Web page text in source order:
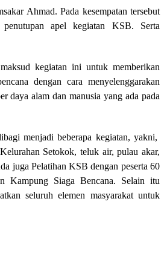
Ahmad. Pada kesempatan tersebut
apel kegiatan KSB. Serta
kegiatan ini untuk memberikan
dengan cara menyelenggarakan
daya alam dan manusia yang ada pada
menjadi beberapa kegiatan, yakni,
Setokok, teluk air, pulau akar,
juga Pelatihan KSB dengan peserta 60
Kampung Siaga Bencana. Selain itu
seluruh elemen masyarakat untuk